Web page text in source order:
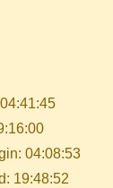
04:08:53
19:48:52